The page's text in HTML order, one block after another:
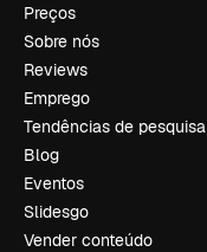
Preços
Sobre nós
Reviews
Emprego
Tendências de pesquisa
Blog
Eventos
Slidesgo
Vender conteúdo